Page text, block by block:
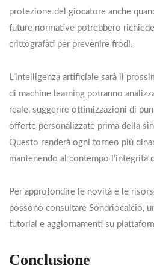
protezione del giocatore anche
future normative potrebbero
crittografati per prevenire frodi.
L’intelligenza artificiale sarà il
di machine learning potranno
reale, suggerire ottimizzazioni di
offerte personalizzate prima della
Questo renderà ogni torneo più
mantenendo al contempo l’integrità
Per approfondire le novità e le
possono consultare Sondriocalcio,
tutorial e aggiornamenti su
Conclusione